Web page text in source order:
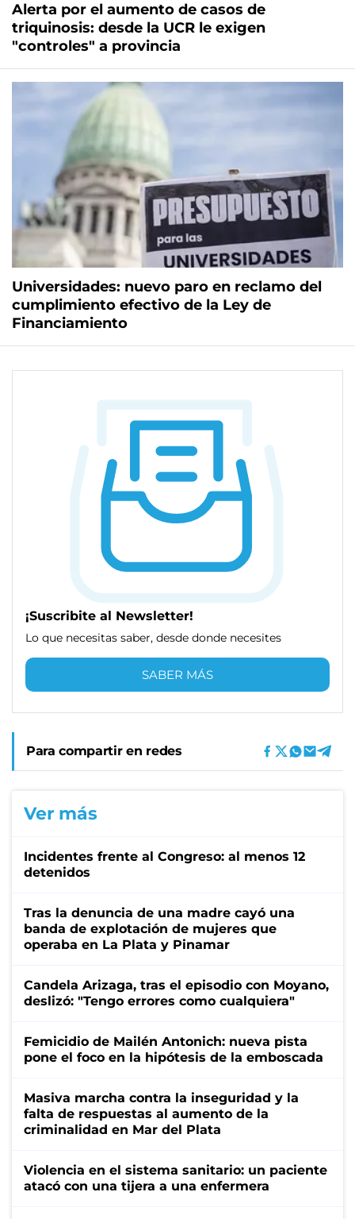
Alerta por el aumento de casos de
triquinosis: desde la UCR le exigen
"controles" a provincia
Universidades: nuevo paro en reclamo del
cumplimiento efectivo de la Ley de
Financiamiento
¡Suscribite al Newsletter!
Lo que necesitas saber, desde donde necesites
SABER MÁS
Para compartir en redes
Ver más
Incidentes frente al Congreso: al menos 12
detenidos
Tras la denuncia de una madre cayó una
banda de explotación de mujeres que
operaba en La Plata y Pinamar
Candela Arizaga, tras el episodio con Moyano,
deslizó: "Tengo errores como cualquiera"
Femicidio de Mailén Antonich: nueva pista
pone el foco en la hipótesis de la emboscada
Masiva marcha contra la inseguridad y la
falta de respuestas al aumento de la
criminalidad en Mar del Plata
Violencia en el sistema sanitario: un paciente
atacó con una tijera a una enfermera